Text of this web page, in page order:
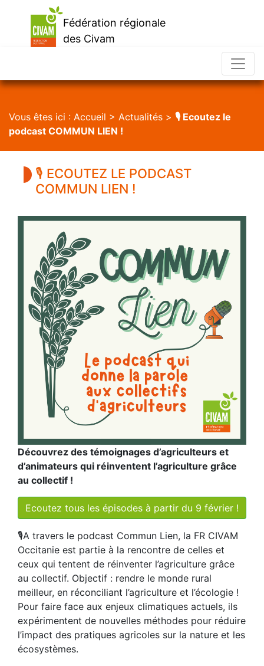
Fédération régionale
des Civam
Vous êtes ici : Accueil > Actualités > 🎙️ Ecoutez le
podcast COMMUN LIEN !
🎙️ ECOUTEZ LE PODCAST
COMMUN LIEN !
Découvrez des témoignages d’agriculteurs et
d’animateurs qui réinventent l’agriculture grâce
au collectif !
Ecoutez tous les épisodes à partir du 9 février !
🎙️A travers le podcast Commun Lien, la FR CIVAM
Occitanie est partie à la rencontre de celles et
ceux qui tentent de réinventer l’agriculture grâce
au collectif. Objectif : rendre le monde rural
meilleur, en réconciliant l’agriculture et l’écologie !
Pour faire face aux enjeux climatiques actuels, ils
expérimentent de nouvelles méthodes pour réduire
l’impact des pratiques agricoles sur la nature et les
écosystèmes.